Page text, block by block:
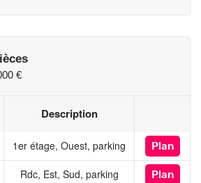
€
Description
1er étage, Ouest, parking Plan
Rdc, Est, Sud, parking Plan